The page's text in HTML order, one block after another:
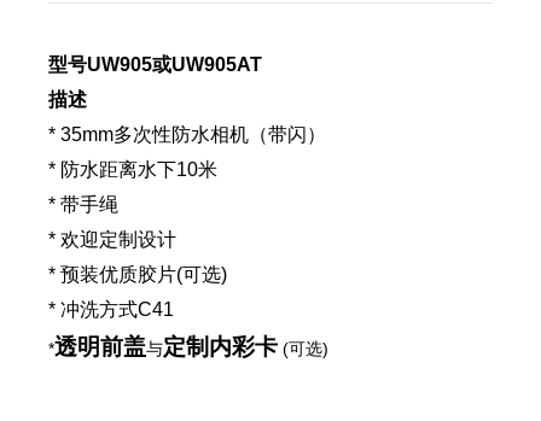
型号UW905或UW905AT
描述
* 35mm多次性防水相机（带闪）
* 防水距离水下10米
* 带手绳
* 欢迎定制 设计
* 预装优质胶片(可选)
* 冲洗方式C41
*透明前盖与定制内彩卡 (可选)